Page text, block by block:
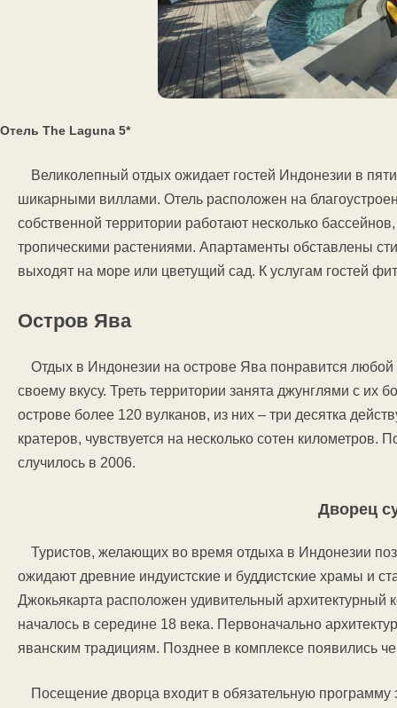
Отель Тhe Laguna 5*
Великолепный отдых ожидает гостей Индонезии в
шикарными виллами. Отель расположен на
собственной территории работают несколько
тропическими растениями. Апартаменты обставлены
выходят на море или цветущий сад. К услугам гостей
Остров Ява
Отдых в Индонезии на острове Ява понравится любой
своему вкусу. Треть территории занята джунглями с
острове более 120 вулканов, из них – три десятка
кратеров, чувствуется на несколько сотен километров.
случилось в 2006.
Дворец
Туристов, желающих во время отдыха в Индонезии
ожидают древние индуистские и буддистские храмы и
Джокьякарта расположен удивительный архитектурный
началось в середине 18 века. Первоначально
яванским традициям. Позднее в комплексе появились
Посещение дворца входит в обязательную